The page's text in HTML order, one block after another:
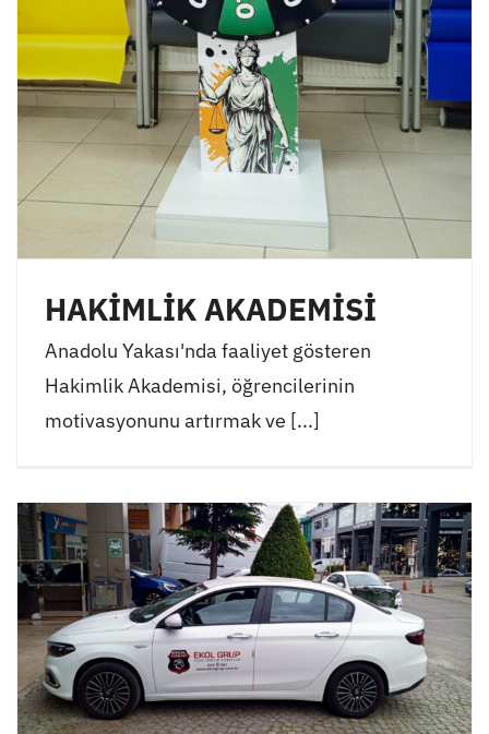
HAKİMLİK AKADEMİSİ
Anadolu Yakası'nda faaliyet gösteren
Hakimlik Akademisi, öğrencilerinin
motivasyonunu artırmak ve [...]